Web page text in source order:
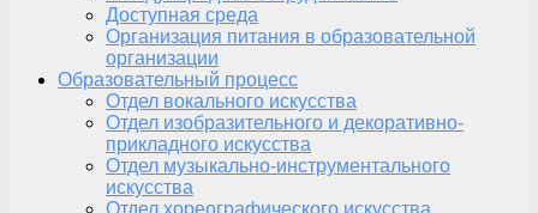
Доступная среда
Организация питания в образовательной
организации
Образовательный процесс
Отдел вокального искусства
Отдел изобразительного и декоративно-
прикладного искусства
Отдел музыкально-инструментального
искусства
Отдел хореографического искусства